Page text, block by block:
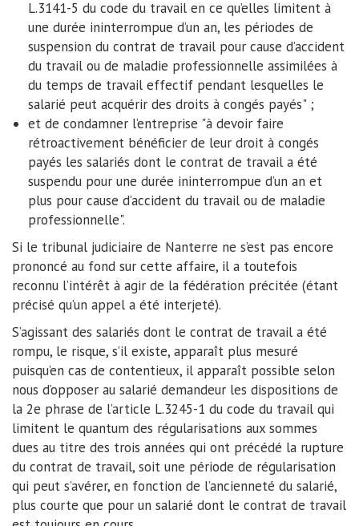
L.3141-5 du code du travail en ce qu’elles limitent à
une durée ininterrompue d’un an, les périodes de
suspension du contrat de travail pour cause d’accident
du travail ou de maladie professionnelle assimilées à
du temps de travail effectif pendant lesquelles le
salarié peut acquérir des droits à congés payés" ;
et de condamner l’entreprise "à devoir faire
rétroactivement bénéficier de leur droit à congés
payés les salariés dont le contrat de travail a été
suspendu pour une durée ininterrompue d’un an et
plus pour cause d’accident du travail ou de maladie
professionnelle".
Si le tribunal judiciaire de Nanterre ne s’est pas encore
prononcé au fond sur cette affaire, il a toutefois
reconnu l’intérêt à agir de la fédération précitée (étant
précisé qu’un appel a été interjeté).
S’agissant des salariés dont le contrat de travail a été
rompu, le risque, s’il existe, apparaît plus mesuré
puisqu’en cas de contentieux, il apparaît possible selon
nous d’opposer au salarié demandeur les dispositions de
la 2e phrase de l’article L.3245-1 du code du travail qui
limitent le quantum des régularisations aux sommes
dues au titre des trois années qui ont précédé la rupture
du contrat de travail, soit une période de régularisation
qui peut s’avérer, en fonction de l’ancienneté du salarié,
plus courte que pour un salarié dont le contrat de travail